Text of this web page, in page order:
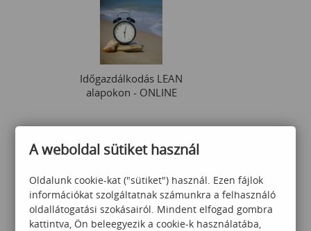
Időgazdálkodás LEAN
alapokon - ONLINE
Érdeklődjön
A weboldal sütiket használ
Oldalunk cookie-kat ("sütiket") használ. Ezen fájlok
információkat szolgáltatnak számunkra a felhasználó
oldallátogatási szokásairól. Mindent elfogad gombra
kattintva, Ön beleegyezik a cookie-k használatába,